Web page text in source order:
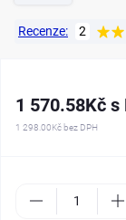
Recenze: 2
1 570.58Kč s
1 298.00Kč bez DPH